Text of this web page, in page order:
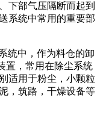
下部气压隔断而起到
系统中常用的重要部
统中，作为料仓的卸
置，常用在除尘系统
适用于粉尘，小颗粒
，筑路，干燥设备等